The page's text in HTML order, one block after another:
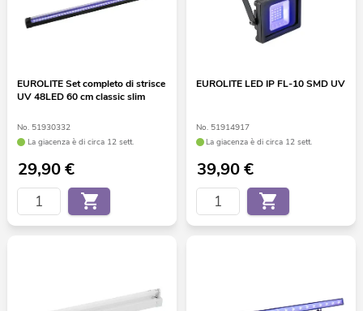
EUROLITE Set completo di strisce
UV 48LED 60 cm classic slim
No. 51930332
La giacenza è di circa 12 sett.
29,90€
EUROLITE LED IP FL-10 SMD UV
No. 51914917
La giacenza è di circa 12 sett.
39,90€